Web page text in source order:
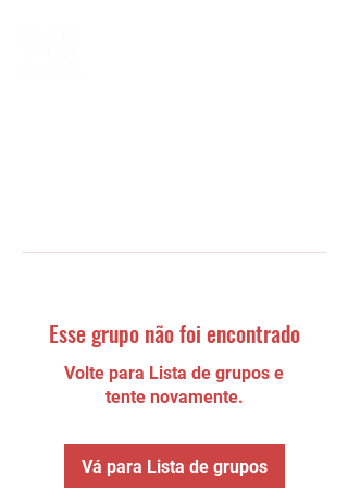
Esse grupo não foi encontrado
Volte para Lista de grupos e
tente novamente.
Vá para Lista de grupos